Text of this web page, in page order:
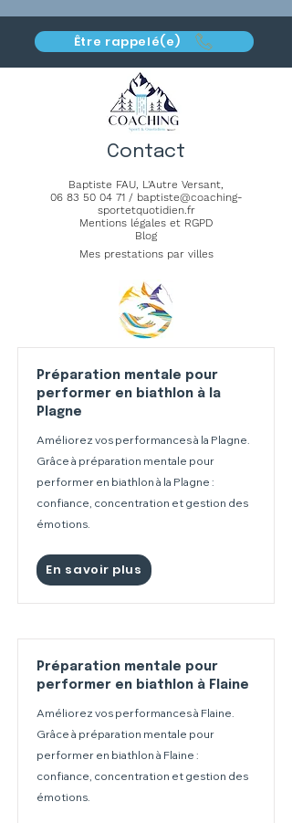
Être rappelé(e)
Contact
Baptiste FAU, L'Autre Versant,
06 83 50 04 71/ baptiste@coaching-
sportetquotidien.fr
Mentions légales et RGPD
Blog
Mes prestations par villes
Préparation mentale pour
performer en biathlon à la
Plagne
Améliorez vos performances à la Plagne.
Grâce à préparation mentale pour
performer en biathlon à la Plagne :
confiance, concentration et gestion des
émotions.
En savoir plus
Préparation mentale pour
performer en biathlon à Flaine
Améliorez vos performances à Flaine.
Grâce à préparation mentale pour
performer en biathlon à Flaine :
confiance, concentration et gestion des
émotions.